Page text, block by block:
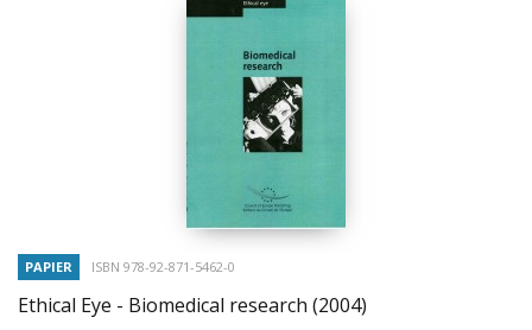
PAPIER ISBN 978-92-871-5462-0
Ethical Eye - Biomedical research (2004)